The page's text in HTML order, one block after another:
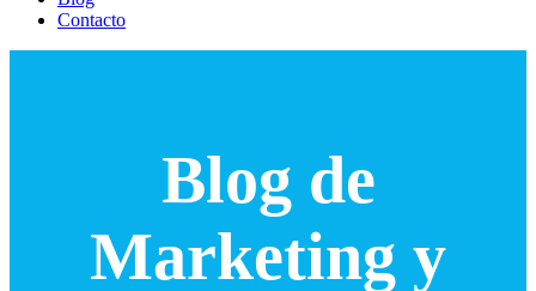
Contacto
Blog de
Marketing y